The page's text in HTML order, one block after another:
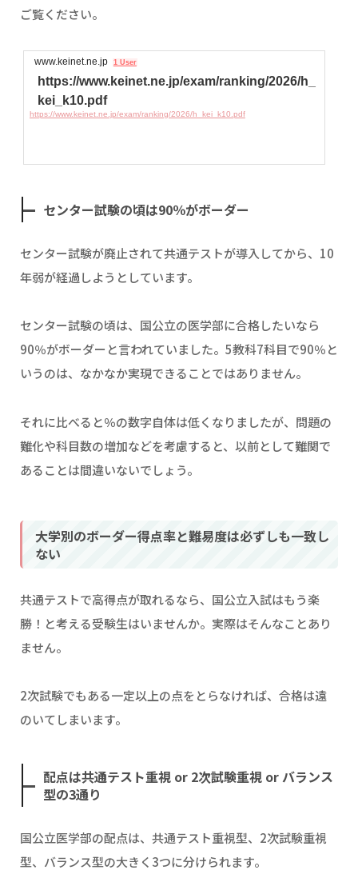
ご覧ください。
www.keinet.ne.jp 1 User
https://www.keinet.ne.jp/exam/ranking/2026/h_
kei_k10.pdf
https://www.keinet.ne.jp/exam/ranking/2026/h_kei_k10.pdf
センター試験の頃は90％がボーダー
センター試験が廃止されて共通テストが導入してから、10
年弱が経過しようとしています。
センター試験の頃は、国公立の医学部に合格したいなら
90％がボーダーと言われていました。5教科7科目で90％と
いうのは、なかなか実現できることではありません。
それに比べると％の数字自体は低くなりましたが、問題の
難化や科目数の増加などを考慮すると、以前として難関で
あることは間違いないでしょう。
大学別のボーダー得点率と難易度は必ずしも一致し
ない
共通テストで高得点が取れるなら、国公立入試はもう楽
勝！と考える受験生はいませんか。実際はそんなことあり
ません。
2次試験でもある一定以上の点をとらなければ、合格は遠
のいてしまいます。
配点は共通テスト重視 or 2次試験重視 or バランス
型の3通り
国公立医学部の配点は、共通テスト重視型、2次試験重視
型、バランス型の大きく3つに分けられます。